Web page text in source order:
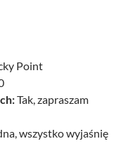
Point
Tak, zapraszam
wszystko wyjaśnię